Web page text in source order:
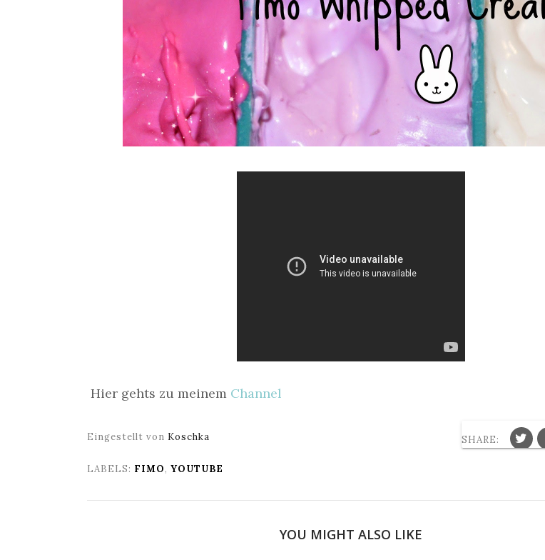
Hier gehts zu meinem Channel
Eingestellt von Koschka SHARE:
LABELS: FIMO, YOUTUBE
YOU MIGHT ALSO LIKE